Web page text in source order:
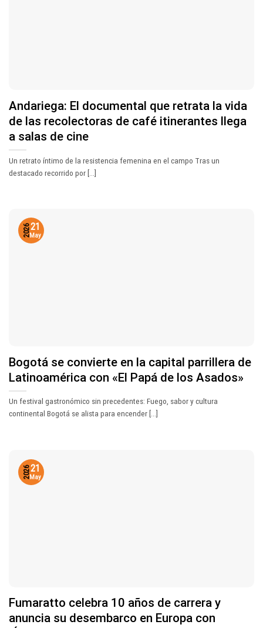
Andariega: El documental que retrata la vida
de las recolectoras de café itinerantes llega
a salas de cine
Un retrato íntimo de la resistencia femenina en el campo Tras un
destacado recorrido por [...]
Bogotá se convierte en la capital parrillera de
Latinoamérica con «El Papá de los Asados»
Un festival gastronómico sin precedentes: Fuego, sabor y cultura
continental Bogotá se alista para encender [...]
21
May
2026
Fumaratto celebra 10 años de carrera y
anuncia su desembarco en Europa con
21
May
2026